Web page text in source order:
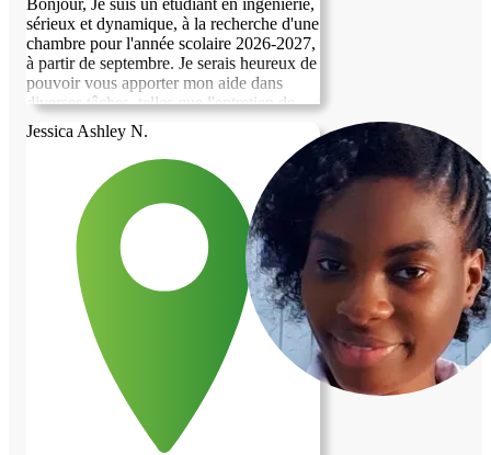
sérieux et dynamique, à la recherche d'une
chambre pour l'année scolaire 2026-2027,
à partir de septembre. Je serais heureux de
pouvoir vous apporter mon aide dans
diverses tâches, telles que l'entretien de
jardin, le soutien scolaire en
mathématiques, physique, chimie et
français, ou encore l'assistance aux
personnes âgées ou en situation de
handicap. N'hésitez pas à me contacter si
vous êtes intéressé. Je serais ravi de
discuter de la manière dont nous pourrions
collaborer ensemble. Merci et à bientôt !
Jessica Ashley N.